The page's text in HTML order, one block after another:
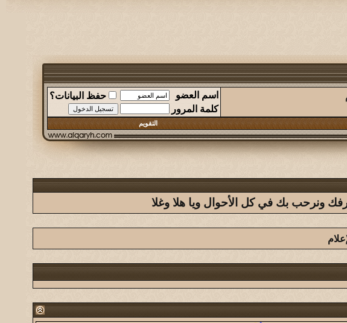
اسم العضو
حفظ البيانات؟
كلمة المرور
التقويم
ونرحب بك في كل الأحوال ويا هلا وغلا